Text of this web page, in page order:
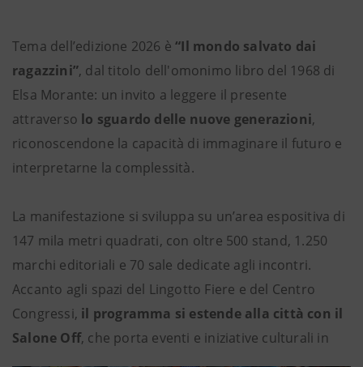
Tema dell’edizione 2026 è“Il mondo salvato dai
ragazzini”, dal titolo dell'omonimo libro del 1968 di
Elsa Morante: un invito a leggere il presente
attraverso lo sguardo delle nuove generazioni,
riconoscendone la capacità di immaginare il futuro e
interpretarne la complessità.
La manifestazione si sviluppa su un’area espositiva di
147 mila metri quadrati, con oltre 500 stand, 1.250
marchi editoriali e 70 sale dedicate agli incontri.
Accanto agli spazi del Lingotto Fiere e del Centro
Congressi, il programma si estende alla città con il
Salone Off, che porta eventi e iniziative culturali in